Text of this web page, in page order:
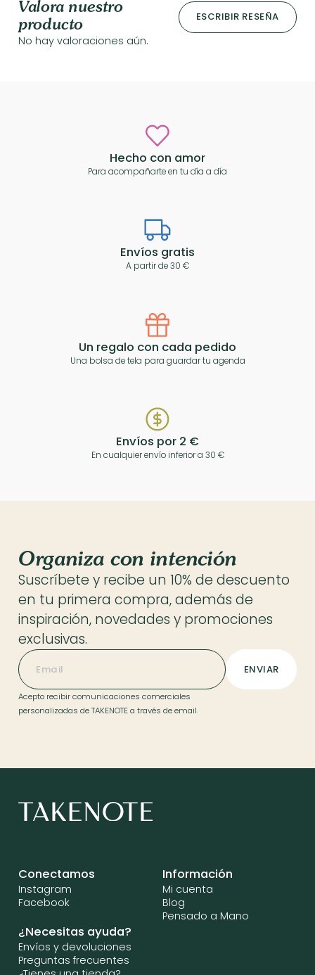
Valora nuestro
producto
ESCRIBIR RESEÑA
No hay valoraciones aún.
Hecho con amor
Para acompañarte en tu día a día
Envíos gratis
A partir de 30 €
Un regalo con cada pedido
Una bolsa de tela para guardar tu agenda
Envíos por 2 €
En cualquier envío inferior a 30 €
Organiza con intención
Suscríbete y recibe un 10% de descuento
en tu primera compra, además de
inspiración, novedades y promociones
exclusivas.
Acepto recibir comunicaciones comerciales
personalizadas de TAKENOTE a través de email.
Conectamos
Instagram
Facebook
Información
Mi cuenta
Blog
Pensado a Mano
¿Necesitas ayuda?
Envíos y devoluciones
Preguntas frecuentes